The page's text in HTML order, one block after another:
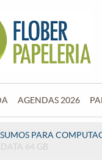
AGENDAS 2026
PARA
64 GB